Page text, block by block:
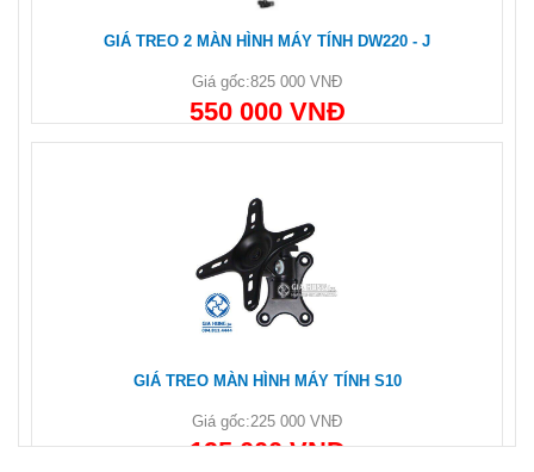
GIÁ TREO 2 MÀN HÌNH MÁY TÍNH DW220 - J
Giá gốc:825 000 VNĐ
550 000 VNĐ
GIÁ TREO MÀN HÌNH MÁY TÍNH S10
Giá gốc:225 000 VNĐ
195 000 VNĐ